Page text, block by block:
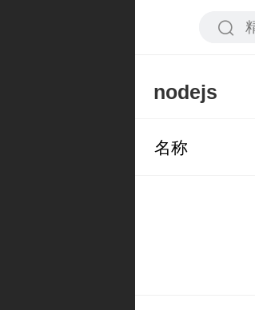
nodejs
名称